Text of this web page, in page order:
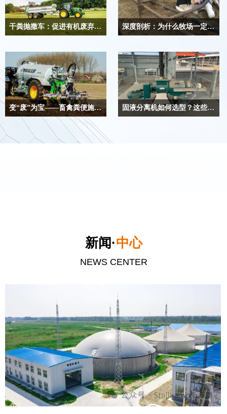
干粪抛撒车：促进有机废弃物的资源化及农业可持续发展
弃物的资源化利用
深度剖析：为什么牧场一定要用再生垫料？
一篇文章详细告诉你全部真谛！
变“废”为宝——畜禽粪便施肥量核算
畜禽粪尿里含有许多植物生长所需
要的营养元素，可以促进作物的生
固液分离机如何选型？这些信息别错过
新闻·中心
NEWS CENTER